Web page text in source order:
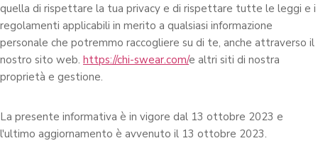
quella di rispettare la tua privacy e di rispettare tutte le leggi e i
regolamenti applicabili in merito a qualsiasi informazione
personale che potremmo raccogliere su di te, anche attraverso il
nostro sito web. https://chi-swear.com/e altri siti di nostra
proprietà e gestione.
La presente informativa è in vigore dal 13 ottobre 2023 e
l'ultimo aggiornamento è avvenuto il 13 ottobre 2023.